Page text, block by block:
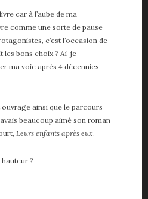
car à l’aube de ma
comme une sorte de pause
c’est l’occasion de
les bons choix ? Ai-je
ma voie après 4 décennies
ouvrage ainsi que le parcours
beaucoup aimé son roman
Leurs enfants après eux.
?